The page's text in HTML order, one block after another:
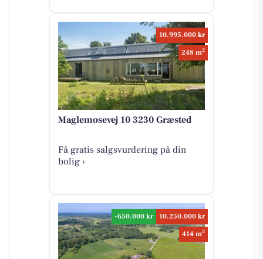
10.995.000 kr
248 m2
Maglemosevej 10 3230 Græsted
Få gratis salgsvurdering på din
bolig ›
-650.000 kr
10.250.000 kr
414 m2